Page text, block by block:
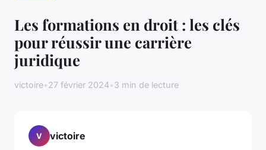
Les formations en droit : les clés
pour réussir une carrière
juridique
victoire•27 février 2024•3 min de lecture
V victoire